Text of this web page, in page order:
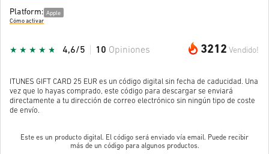
Platform: Apple
Cómo activar
3212 Vendido!
4,6/5 10 Opiniones
ITUNES GIFT CARD 25 EUR es un código digital sin fecha de caducidad. Una
vez que lo hayas comprado, este código para descargar se enviará
directamente a tu dirección de correo electrónico sin ningún tipo de coste
de envío.
Este es un producto digital. El código será enviado vía email. Puede recibir
más de un código para algunos productos.